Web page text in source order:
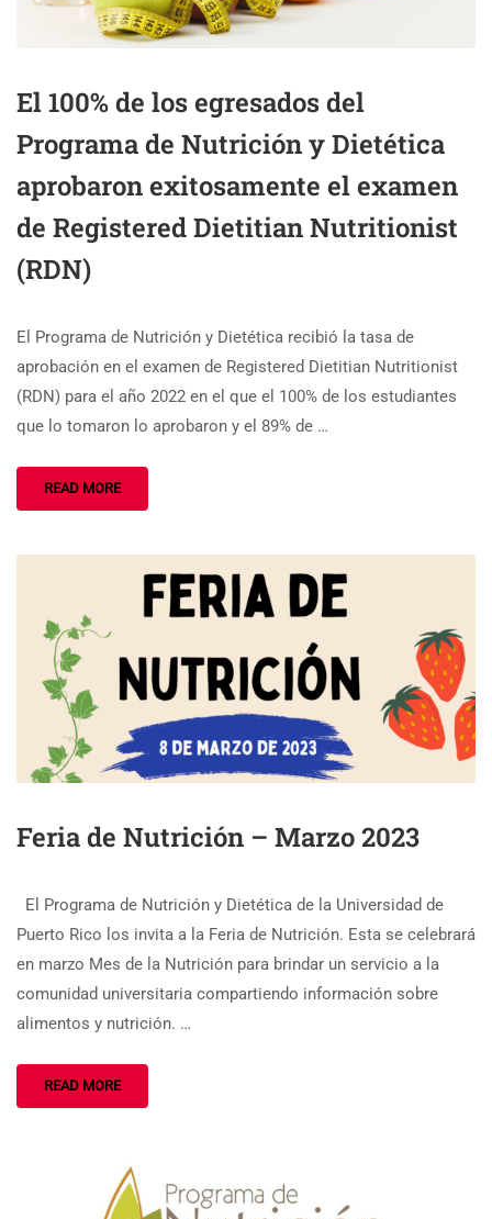
El 100% de los egresados del
Programa de Nutrición y Dietética
aprobaron exitosamente el examen
de Registered Dietitian Nutritionist
(RDN)
El Programa de Nutrición y Dietética recibió la tasa de
aprobación en el examen de Registered Dietitian Nutritionist
(RDN) para el año 2022 en el que el 100% de los estudiantes
que lo tomaron lo aprobaron y el 89% de …
READ MORE
Feria de Nutrición – Marzo 2023
El Programa de Nutrición y Dietética de la Universidad de
Puerto Rico los invita a la Feria de Nutrición. Esta se celebrará
en marzo Mes de la Nutrición para brindar un servicio a la
comunidad universitaria compartiendo información sobre
alimentos y nutrición. …
READ MORE